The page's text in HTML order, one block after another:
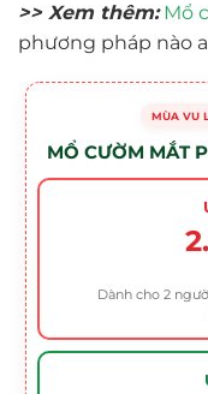
>> Xem thêm: Mổ
phương pháp nào
MÙA VU
MỔ CƯỜM MẮT
Dành cho 2